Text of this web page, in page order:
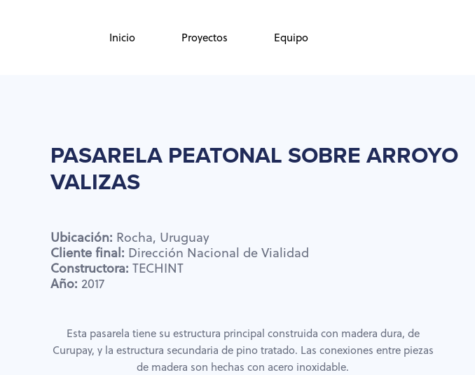
Inicio Proyectos Equipo
PASARELA PEATONAL SOBRE ARROYO
VALIZAS
Ubicación: Rocha, Uruguay
Clientefinal: Dirección Nacional deVialidad
Constructora: TECHINT
Año: 2017
Esta pasarela tiene su estructura principal construida con madera dura, de
Curupay, y la estructura secundaria de pino tratado. Las conexiones entre piezas
de madera son hechas con acero inoxidable.